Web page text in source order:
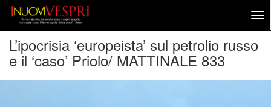
L’ipocrisia ‘europeista’ sul petrolio russo
e il ‘caso’ Priolo/ MATTINALE 833